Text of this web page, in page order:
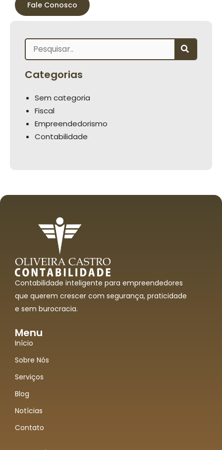
Fale Conosco
Categorias
Sem categoria
Fiscal
Empreendedorismo
Contabilidade
Contabilidade inteligente para empreendedores
que querem crescer com segurança, praticidade
e sem burocracia.
Menu
Início
Sobre Nós
Serviços
Blog
Notícias
Contato